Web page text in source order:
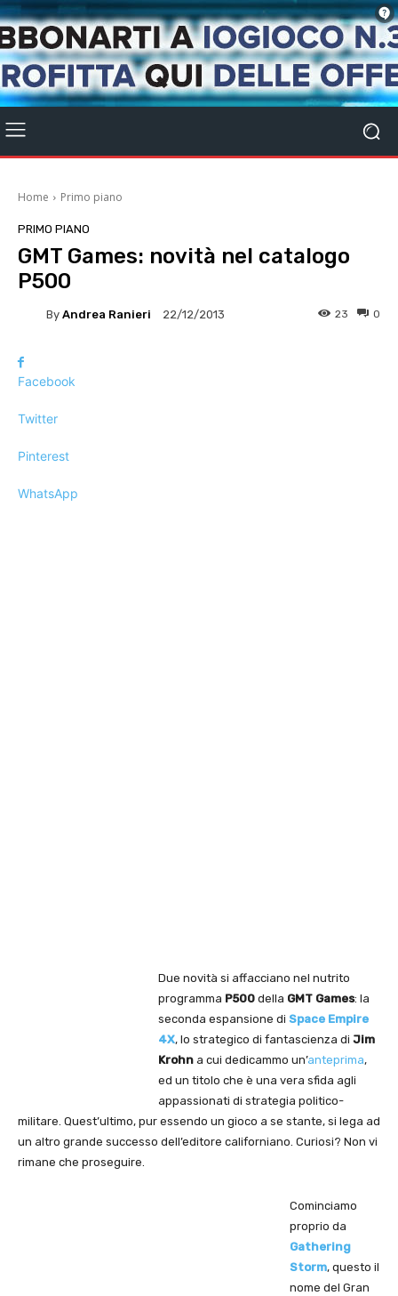
Home Primo piano
PRIMO PIANO
GMT Games: novità nel catalogo
P500
By Andrea Ranieri 22/12/2013 0
23
Facebook
Twitter
Pinterest
WhatsApp
Due novità si affacciano nel nutrito
programma P500 della GMT Games: la
seconda espansione di Space Empire
4X, lo strategico di fantascienza di Jim
Krohn a cui dedicammo un’anteprima,
ed un titolo che è una vera sfida agli
appassionati di strategia politico-
militare. Quest’ultimo, pur essendo un gioco a se stante, si lega ad
un altro grande successo dell’editore californiano. Curiosi? Non vi
rimane che proseguire.
Cominciamo
proprio da
Gathering
Storm, questo il
nome del Gran